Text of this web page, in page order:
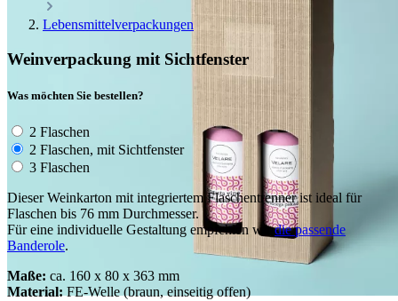
Lebensmittelverpackungen
Weinverpackung mit Sichtfenster
Was möchten Sie bestellen?
2 Flaschen
2 Flaschen, mit Sichtfenster
3 Flaschen
Dieser Weinkarton mit integriertem Flaschentrenner ist ideal für
Flaschen bis 76 mm Durchmesser.
Für eine individuelle Gestaltung empfehlen wirdie passende
Banderole.
Maße: ca. 160 x 80 x 363 mm
Material: FE-Welle (braun, einseitig offen)